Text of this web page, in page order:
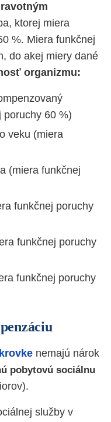
ktorej miera
%. Miera funkčnej
do akej miery dané
organizmu:
poruchy 60 %)
veku (miera
(miera funkčnej
funkčnej poruchy
funkčnej poruchy
funkčnej poruchy
nemajú nárok
pobytovú sociálnu
služby v